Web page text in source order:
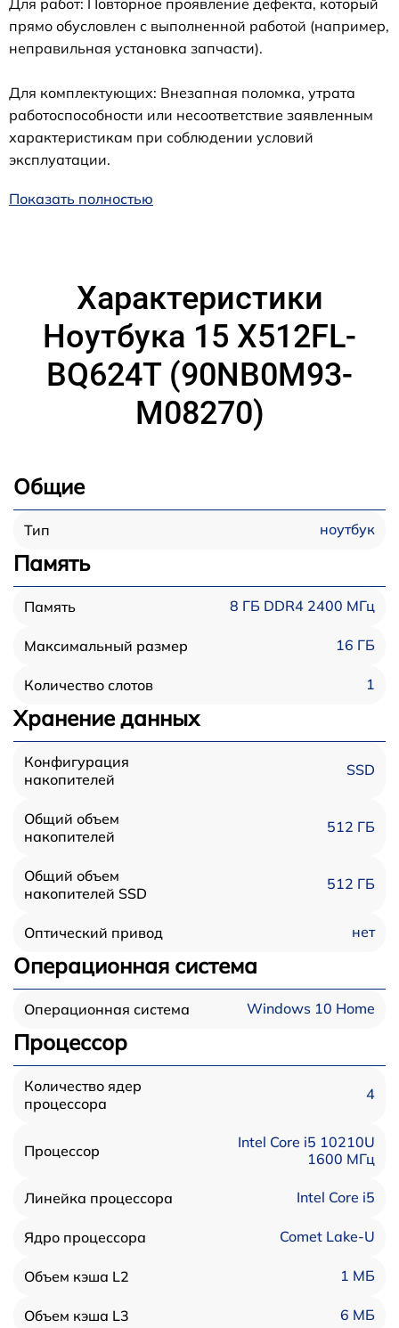
прямо обусловлен с выполненной работой (например,
неправильная установка запчасти).
Для комплектующих: Внезапная поломка, утрата
работоспособности или несоответствие заявленным
характеристикам при соблюдении условий
эксплуатации.
Показать полностью
Характеристики
Ноутбука 15 X512FL-
BQ624T (90NB0M93-
M08270)
Общие
Тип ноутбук
Память
Память 8 ГБ DDR4 2400 МГц
Максимальный размер 16 ГБ
Количество слотов 1
Хранение данных
Конфигурация
накопителей
SSD
Общий объем
накопителей
512 ГБ
Общий объем
накопителей SSD
512 ГБ
Оптический привод нет
Операционная система
Операционная система Windows 10 Home
Процессор
Количество ядер
процессора
4
Процессор
Intel Core i5 10210U
1600 МГц
Линейка процессора Intel Core i5
Ядро процессора Comet Lake-U
Объем кэша L2 1 МБ
Объем кэша L3 6 МБ